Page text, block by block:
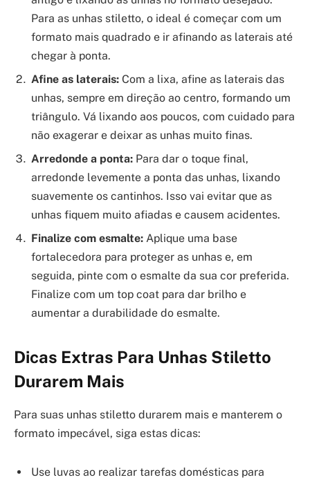
Para as unhas stiletto, o ideal é começar com um
formato mais quadrado e ir afinando as laterais até
chegar à ponta.
Afine as laterais: Com a lixa, afine as laterais das
unhas, sempre em direção ao centro, formando um
triângulo. Vá lixando aos poucos, com cuidado para
não exagerar e deixar as unhas muito finas.
Arredonde a ponta: Para dar o toque final,
arredonde levemente a ponta das unhas, lixando
suavemente os cantinhos. Isso vai evitar que as
unhas fiquem muito afiadas e causem acidentes.
Finalize com esmalte: Aplique uma base
fortalecedora para proteger as unhas e, em
seguida, pinte com o esmalte da sua cor preferida.
Finalize com um top coat para dar brilho e
aumentar a durabilidade do esmalte.
Dicas Extras Para Unhas Stiletto
Durarem Mais
Para suas unhas stiletto durarem mais e manterem o
formato impecável, siga estas dicas:
Use luvas ao realizar tarefas domésticas para